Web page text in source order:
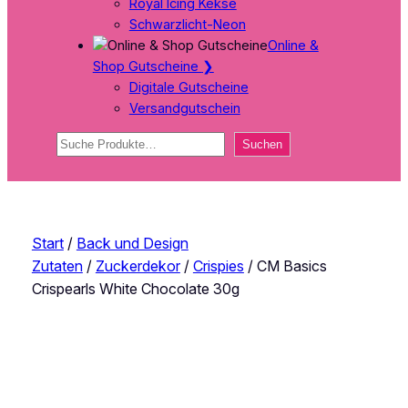
Schwarzlicht-Neon
Online &
Shop Gutscheine ❯
Digitale Gutscheine
Versandgutschein
Suchen Suchen
Start/ Back und Design
Zutaten/ Zuckerdekor/ Crispies / CM Basics
Crispearls White Chocolate 30g